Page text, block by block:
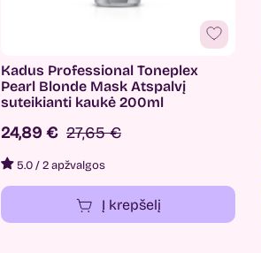
Kadus Professional Toneplex
Pearl Blonde Mask Atspalvį
suteikianti kaukė 200ml
24,89 € 27,65 €
5.0/2 apžvalgos
Į krepšelį